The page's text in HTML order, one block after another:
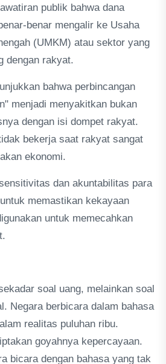
publik bahwa dana
benar mengalir ke Usaha
(UMKM) atau sektor yang
dengan rakyat.
bahwa perbincangan
menjadi menyakitkan bukan
dengan isi dompet rakyat.
bekerja saat rakyat sangat
ekonomi.
dan akuntabilitas para
memastikan kekayaan
untuk memecahkan
soal uang, melainkan soal
Negara berbicara dalam bahasa
realitas puluhan ribu.
goyahnya kepercayaan.
bicara dengan bahasa yang tak